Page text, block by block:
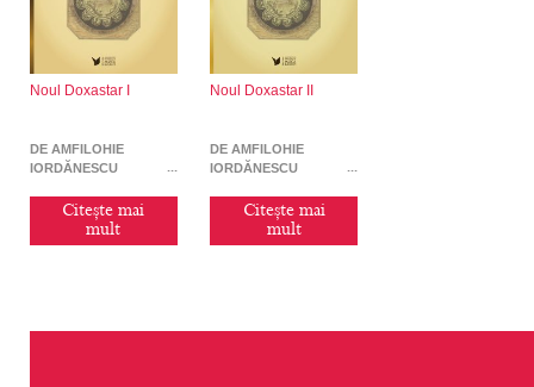
Noul Doxastar I
DE AMFILOHIE
IORDĂNESCU
Citește mai
mult
Noul Doxastar II
DE AMFILOHIE
IORDĂNESCU
Citește mai
mult